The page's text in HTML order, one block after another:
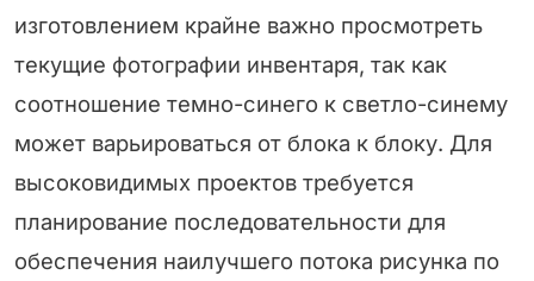
изготовлением крайне важно просмотреть
текущие фотографии инвентаря, так как
соотношение темно-синего к светло-синему
может варьироваться от блока к блоку. Для
высоковидимых проектов требуется
планирование последовательности для
обеспечения наилучшего потока рисунка по